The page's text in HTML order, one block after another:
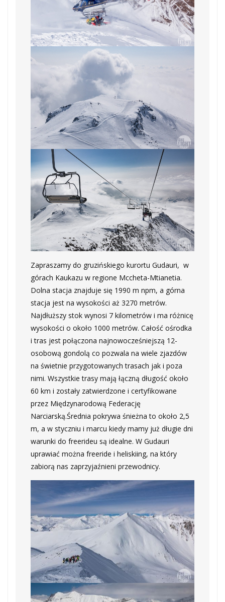
Zapraszamy do gruzińskiego kurortu Gudauri, w
górach Kaukazu w regione Mccheta-Mtianetia.
Dolna stacja znajduje się 1990 m npm, a górna
stacja jest na wysokości aż 3270 metrów.
Najdłuższy stok wynosi 7 kilometrów i ma różnicę
wysokości o około 1000 metrów. Całość ośrodka
i tras jest połączona najnowocześniejszą 12-
osobową gondolą co pozwala na wiele zjazdów
na świetnie przygotowanych trasach jak i poza
nimi. Wszystkie trasy mają łączną długość około
60 km i zostały zatwierdzone i certyfikowane
przez Międzynarodową Federację
Narciarską.Średnia pokrywa śnieżna to około 2,5
m, a w styczniu i marcu kiedy mamy już długie dni
warunki do freerideu są idealne. W Gudauri
uprawiać można freeride i heliskiing, na który
zabiorą nas zaprzyjaźnieni przewodnicy.